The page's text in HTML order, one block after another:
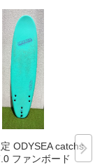
ODYSEA catchsur
ファンボード